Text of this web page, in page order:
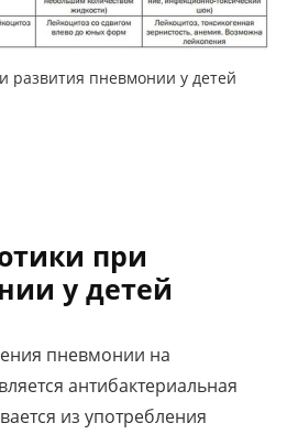
развития пневмонии у детей
при
у детей
пневмонии на
антибактериальная
из употребления